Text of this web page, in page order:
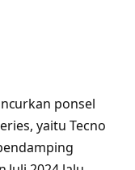
ponsel
yaitu Tecno